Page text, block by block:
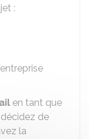
:
en tant que
de
la